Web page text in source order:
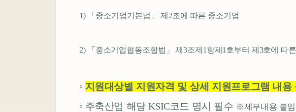
1) 「 중소기업기본법 」 제 2조에 따른 중소기업
2) 「 중소기업협동조합법 」제3조제 1 항제 1 호부터 제 3호에 따
◦ 지원대상별 지원자격 및 상세 지원프로그램 내용
◦ 주축산업 해당KSIC코드 명시 필수 ※세부내용 붙임